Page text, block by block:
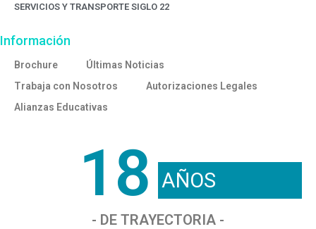
SERVICIOS Y TRANSPORTE SIGLO 22
Información
Brochure
Últimas Noticias
Trabaja con Nosotros
Autorizaciones Legales
Alianzas Educativas
18 AÑOS
- DE TRAYECTORIA -